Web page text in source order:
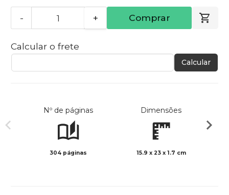
- + Comprar
Calcular o frete
Calcular
Nº de páginas
304 páginas
Dimensões
15.9 x 23 x 1.7 cm